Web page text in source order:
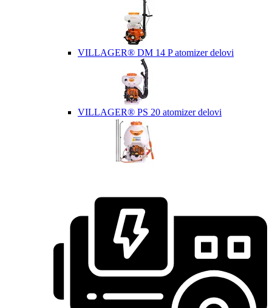
VILLAGER® DM 14 P atomizer delovi
VILLAGER® PS 20 atomizer delovi